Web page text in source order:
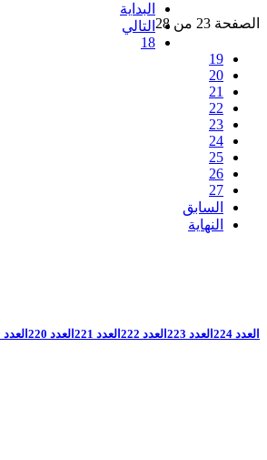
الصفحة 23 من 28
البداية
التالي
18
19
20
21
22
23
24
25
26
27
السابق
النهاية
العدد 224 العدد 223 العدد 222 العدد 221 العدد 220 العدد 219